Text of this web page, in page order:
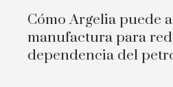
Cómo Argelia puede
manufactura para
dependencia del